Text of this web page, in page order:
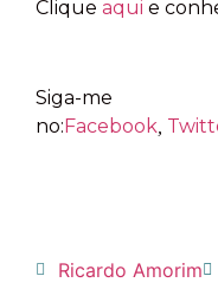
Clique aqui e
Siga-me
no: Facebook
Ricardo Amorim